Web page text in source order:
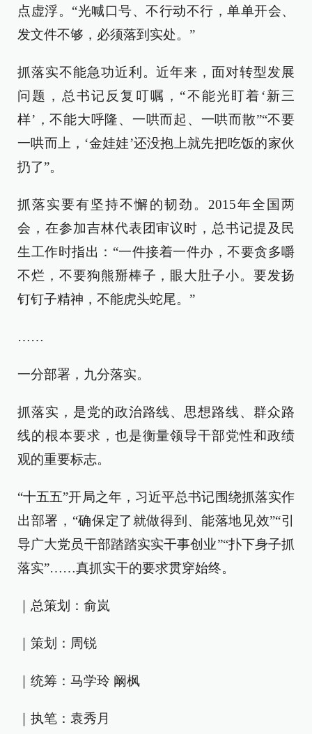
点虚浮。“光喊口号、不行动不行，单单开会、
发文件不够，必须落到实处。”
抓落实不能急功近利。近年来，面对转型发展
问题，总书记反复叮嘱，“不能光盯着‘新三
样’，不能大呼隆、一哄而起、一哄而散”“不要
一哄而上，‘金娃娃’还没抱上就先把吃饭的家伙
扔了”。
抓落实要有坚持不懈的韧劲。2015年全国两
会，在参加吉林代表团审议时，总书记提及民
生工作时指出：“一件接着一件办，不要贪多嚼
不烂，不要狗熊掰棒子，眼大肚子小。要发扬
钉钉子精神，不能虎头蛇尾。”
……
一分部署，九分落实。
抓落实，是党的政治路线、思想路线、群众路
线的根本要求，也是衡量领导干部党性和政绩
观的重要标志。
“十五五”开局之年，习近平总书记围绕抓落实作
出部署，“确保定了就做得到、能落地见效”“引
导广大党员干部踏踏实实干事创业”“扑下身子抓
落实”……真抓实干的要求贯穿始终。
｜总策划：俞岚
｜策划：周锐
｜统筹：马学玲 阚枫
｜执笔：袁秀月